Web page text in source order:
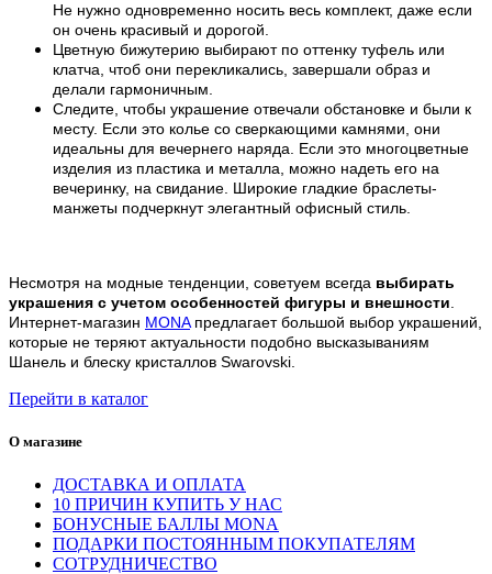
Не нужно одновременно носить весь комплект, даже если
он очень красивый и дорогой.
Цветную бижутерию выбирают по оттенку туфель или
клатча, чтоб они перекликались, завершали образ и
делали гармоничным.
Следите, чтобы украшение отвечали обстановке и были к
месту. Если это колье со сверкающими камнями, они
идеальны для вечернего наряда. Если это многоцветные
изделия из пластика и металла, можно надеть его на
вечеринку, на свидание. Широкие гладкие браслеты-
манжеты подчеркнут элегантный офисный стиль.
Несмотря на модные тенденции, советуем всегда выбирать
украшения с учетом особенностей фигуры и внешности
Интернет-магазин MONAпредлагает большой выбор украшений,
которые не теряют актуальности подобно высказываниям
Шанель и блеску кристаллов Swarovski.
Перейти в каталог
О магазине
ДОСТАВКА И ОПЛАТА
10 ПРИЧИН КУПИТЬ У НАС
БОНУСНЫЕ БАЛЛЫ MONA
ПОДАРКИ ПОСТОЯННЫМ ПОКУПАТЕЛЯМ
СОТРУДНИЧЕСТВО